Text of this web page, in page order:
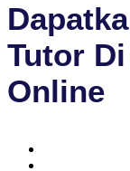
Tutor
Online